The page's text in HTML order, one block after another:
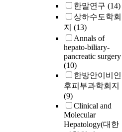
한말연구 (14)
상하수도학회
지 (13)
Annals of
hepato-biliary-
pancreatic surgery
(10)
한방안이비인
후피부과학회지
(9)
Clinical and
Molecular
Hepatology(대한